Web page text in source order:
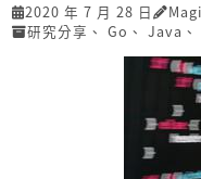
2020 年 7 月 28 日
研究分享 、 Go 、 Java 、